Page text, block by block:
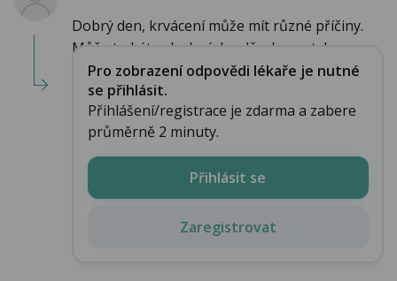
Dobrý den, krvácení může mít různé příčiny.
Může to být z drobných oděrek po styku, ...
Pro zobrazení odpovědi lékaře je nutné
se přihlásit.
Přihlášení/registrace je zdarma a zabere
průměrně 2 minuty.
Přihlásit se
Zaregistrovat